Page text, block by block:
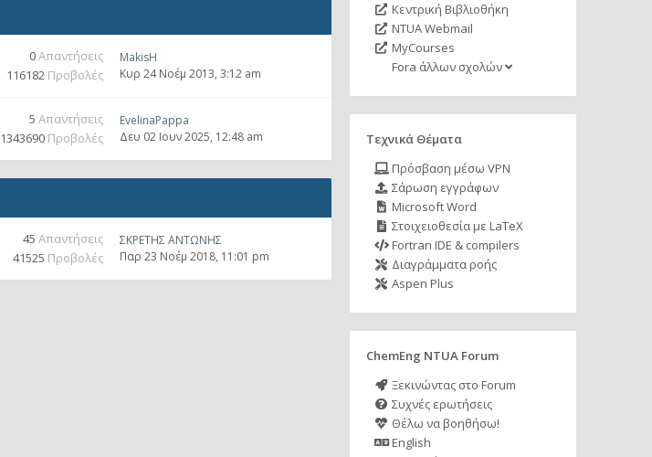
0Απαντήσεις
116182 Προβολές
MakisH
Κυρ 24 Νοέμ 2013, 3:12 am
5 Απαντήσεις
1343690 Προβολές
EvelinaPappa
Δευ 02 Ιουν 2025, 12:48 am
45 Απαντήσεις
41525 Προβολές
ΣΚΡΕΤΗΣ ΑΝΤΩΝΗΣ
Παρ 23 Νοέμ 2018, 11:01 pm
Κεντρική Βιβλιοθήκη
NTUA Webmail
MyCourses
Fora άλλων σχολών
Τεχνικά Θέματα
Πρόσβαση μέσω VPN
Σάρωση εγγράφων
Microsoft Word
Στοιχειοθεσία με LaTeX
Fortran IDE & compilers
Διαγράμματα ροής
Aspen Plus
ChemEng NTUA Forum
Ξεκινώντας στο Forum
Συχνές ερωτήσεις
Θέλω να βοηθήσω!
English